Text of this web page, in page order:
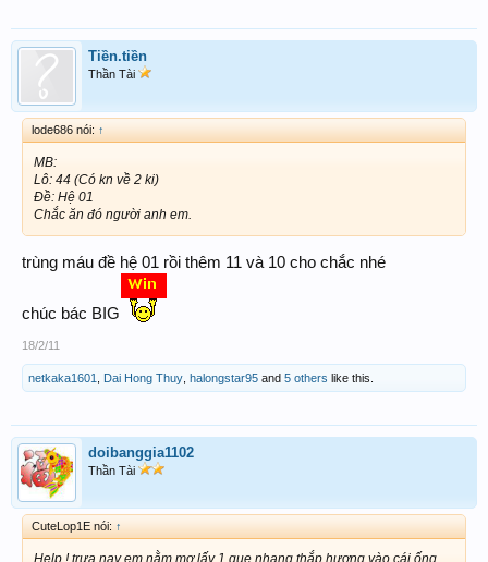
Tiền.tiền
Thần Tài
lode686 nói: ↑
MB:
Lô: 44 (Có kn về 2 ki)
Đề: Hệ 01
Chắc ăn đó người anh em.
trùng máu đề hệ 01 rồi thêm 11 và 10 cho chắc nhé
chúc bác BIG
18/2/11
netkaka1601 Dai Hong Thuy halongstar95 and 5 others like this.
doibanggia1102
Thần Tài
CuteLop1E nói: ↑